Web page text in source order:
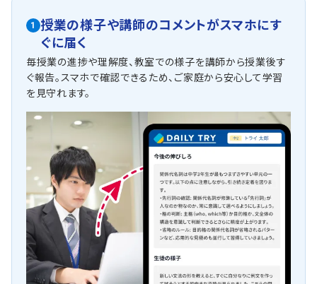
1
授業の様子や講師のコメントがスマホにす
ぐに届く
毎授業の進捗や理解度、教室での様子を講師から授業後す
ぐ報告。スマホで確認できるため、ご家庭から安心して学習
を見守れます。